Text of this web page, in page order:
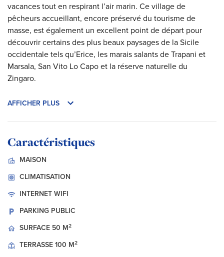
vacances tout en respirant l’air marin. Ce village de
pêcheurs accueillant, encore préservé du tourisme de
masse, est également un excellent point de départ pour
découvrir certains des plus beaux paysages de la Sicile
occidentale tels qu’Erice, les marais salants de Trapani et
Marsala, San Vito Lo Capo et la réserve naturelle du
Zingaro.
AFFICHER PLUS
Caractéristiques
MAISON
CLIMATISATION
INTERNET WIFI
PARKING PUBLIC
SURFACE 50 M2
TERRASSE 100 M2